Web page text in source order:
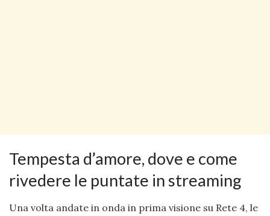
Tempesta d’amore, dove e come
rivedere le puntate in streaming
Una volta andate in onda in prima visione su Rete 4, le